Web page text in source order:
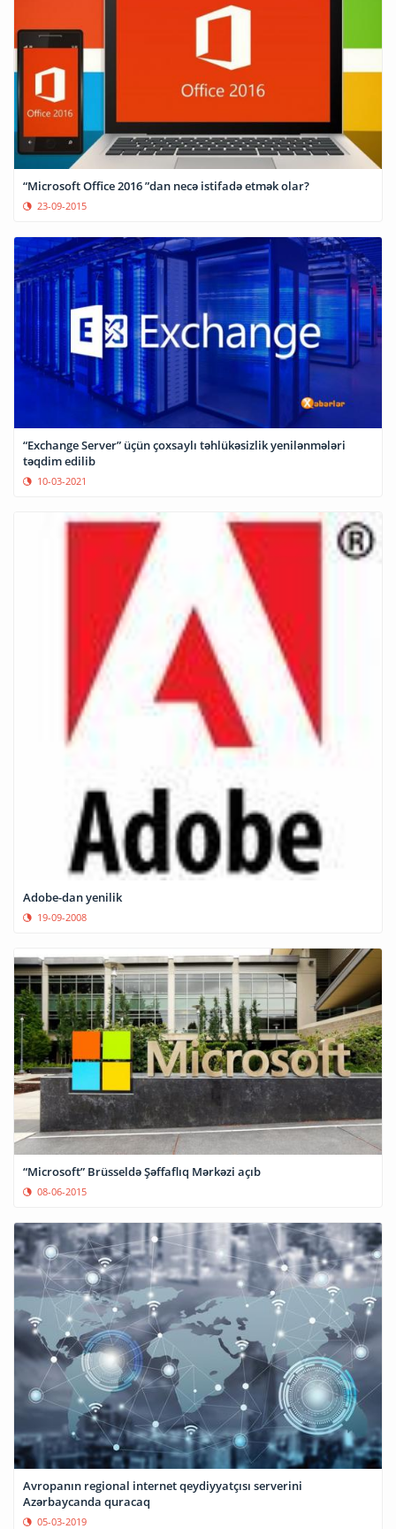
“Microsoft Office 2016 ”dan necə istifadə etmək olar?
23-09-2015
“Exchange Server” üçün çoxsaylı təhlükəsizlik yenilənmələri
təqdim edilib
10-03-2021
Adobe-dan yenilik
19-09-2008
“Microsoft” Brüsseldə Şəffaflıq Mərkəzi açıb
08-06-2015
Avropanın regional internet qeydiyyatçısı serverini
Azərbaycanda quracaq
05-03-2019